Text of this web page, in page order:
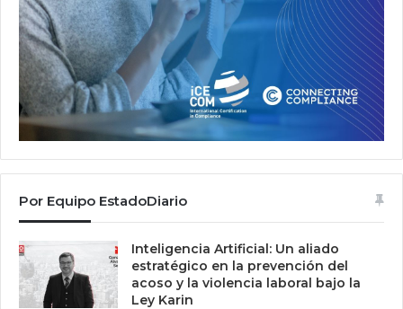
Por Equipo EstadoDiario
Inteligencia Artificial: Un aliado
estratégico en la prevención del
acoso y la violencia laboral bajo la
Ley Karin